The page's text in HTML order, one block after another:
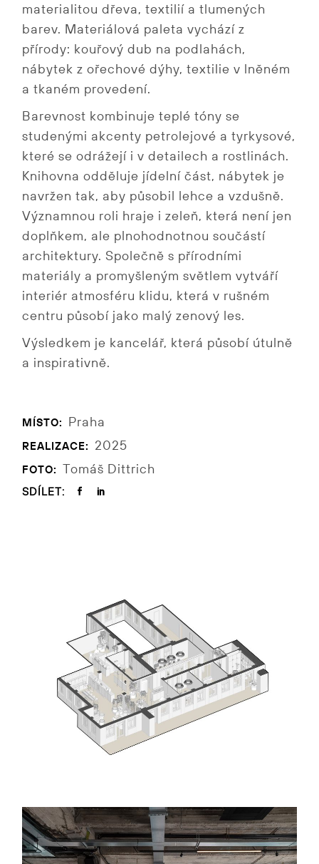
materialitou dřeva, textilií a tlumených
barev. Materiálová paleta vychází z
přírody: kouřový dub na podlahách,
nábytek z ořechové dýhy, textilie v lněném
a tkaném provedení.
Barevnost kombinuje teplé tóny se
studenými akcenty petrolejové a tyrkysové,
které se odrážejí i v detailech a rostlinách.
Knihovna odděluje jídelní část, nábytek je
navržen tak, aby působil lehce a vzdušně.
Významnou roli hraje i zeleň, která není jen
doplňkem, ale plnohodnotnou součástí
architektury. Společně s přírodními
materiály a promyšleným světlem vytváří
interiér atmosféru klidu, která v rušném
centru působí jako malý zenový les.
Výsledkem je kancelář, která působí útulně
a inspirativně.
MÍSTO: Praha
REALIZACE: 2025
FOTO: Tomáš Dittrich
SDÍLET: